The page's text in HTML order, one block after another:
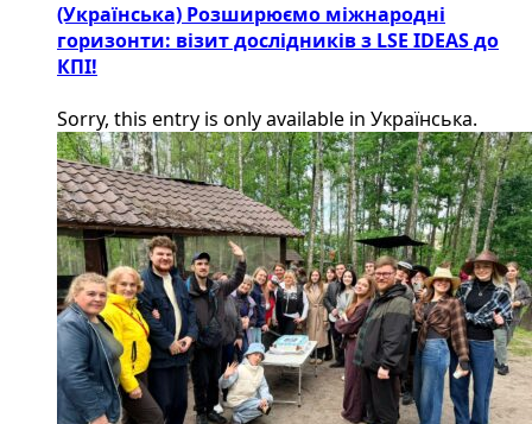
(Українська) Розширюємо міжнародні
горизонти: візит дослідників з LSE IDEAS до
КПІ!
Sorry, this entry is only available in Українська.